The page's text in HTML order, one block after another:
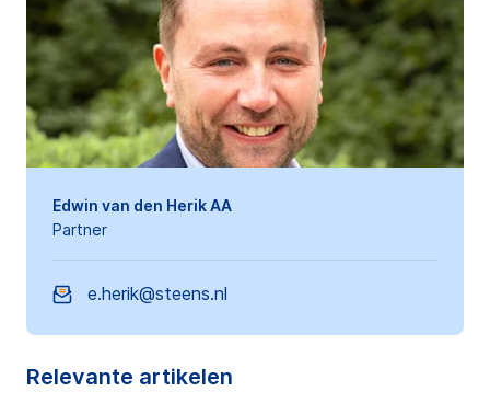
Edwin van den Herik AA
Partner
e.herik@steens.nl
Relevante artikelen